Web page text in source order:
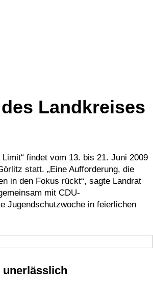
Landkreises
findet vom 13. bis 21. Juni 2009
statt. „Eine Aufforderung, die
in den Fokus rückt“, sagte Landrat
mit CDU-
Jugendschutzwoche in feierlichen
unerlässlich